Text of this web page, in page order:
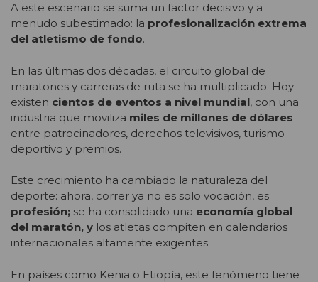
A este escenario se suma un factor decisivo y a
menudo subestimado: la profesionalización extrema
del atletismo de fondo.
En las últimas dos décadas, el circuito global de
maratones y carreras de ruta se ha multiplicado. Hoy
existen cientos de eventos a nivel mundial, con una
industria que moviliza miles de millones de dólares
entre patrocinadores, derechos televisivos, turismo
deportivo y premios.
Este crecimiento ha cambiado la naturaleza del
deporte: ahora, correr ya no es solo vocación, es
profesión; se ha consolidado una economía global
del maratón, y los atletas compiten en calendarios
internacionales altamente exigentes
En países como Kenia o Etiopía, este fenómeno tiene